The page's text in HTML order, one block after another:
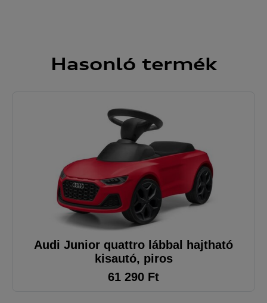
Hasonló termék
Audi Junior quattro lábbal hajtható
kisautó, piros
61 290 Ft